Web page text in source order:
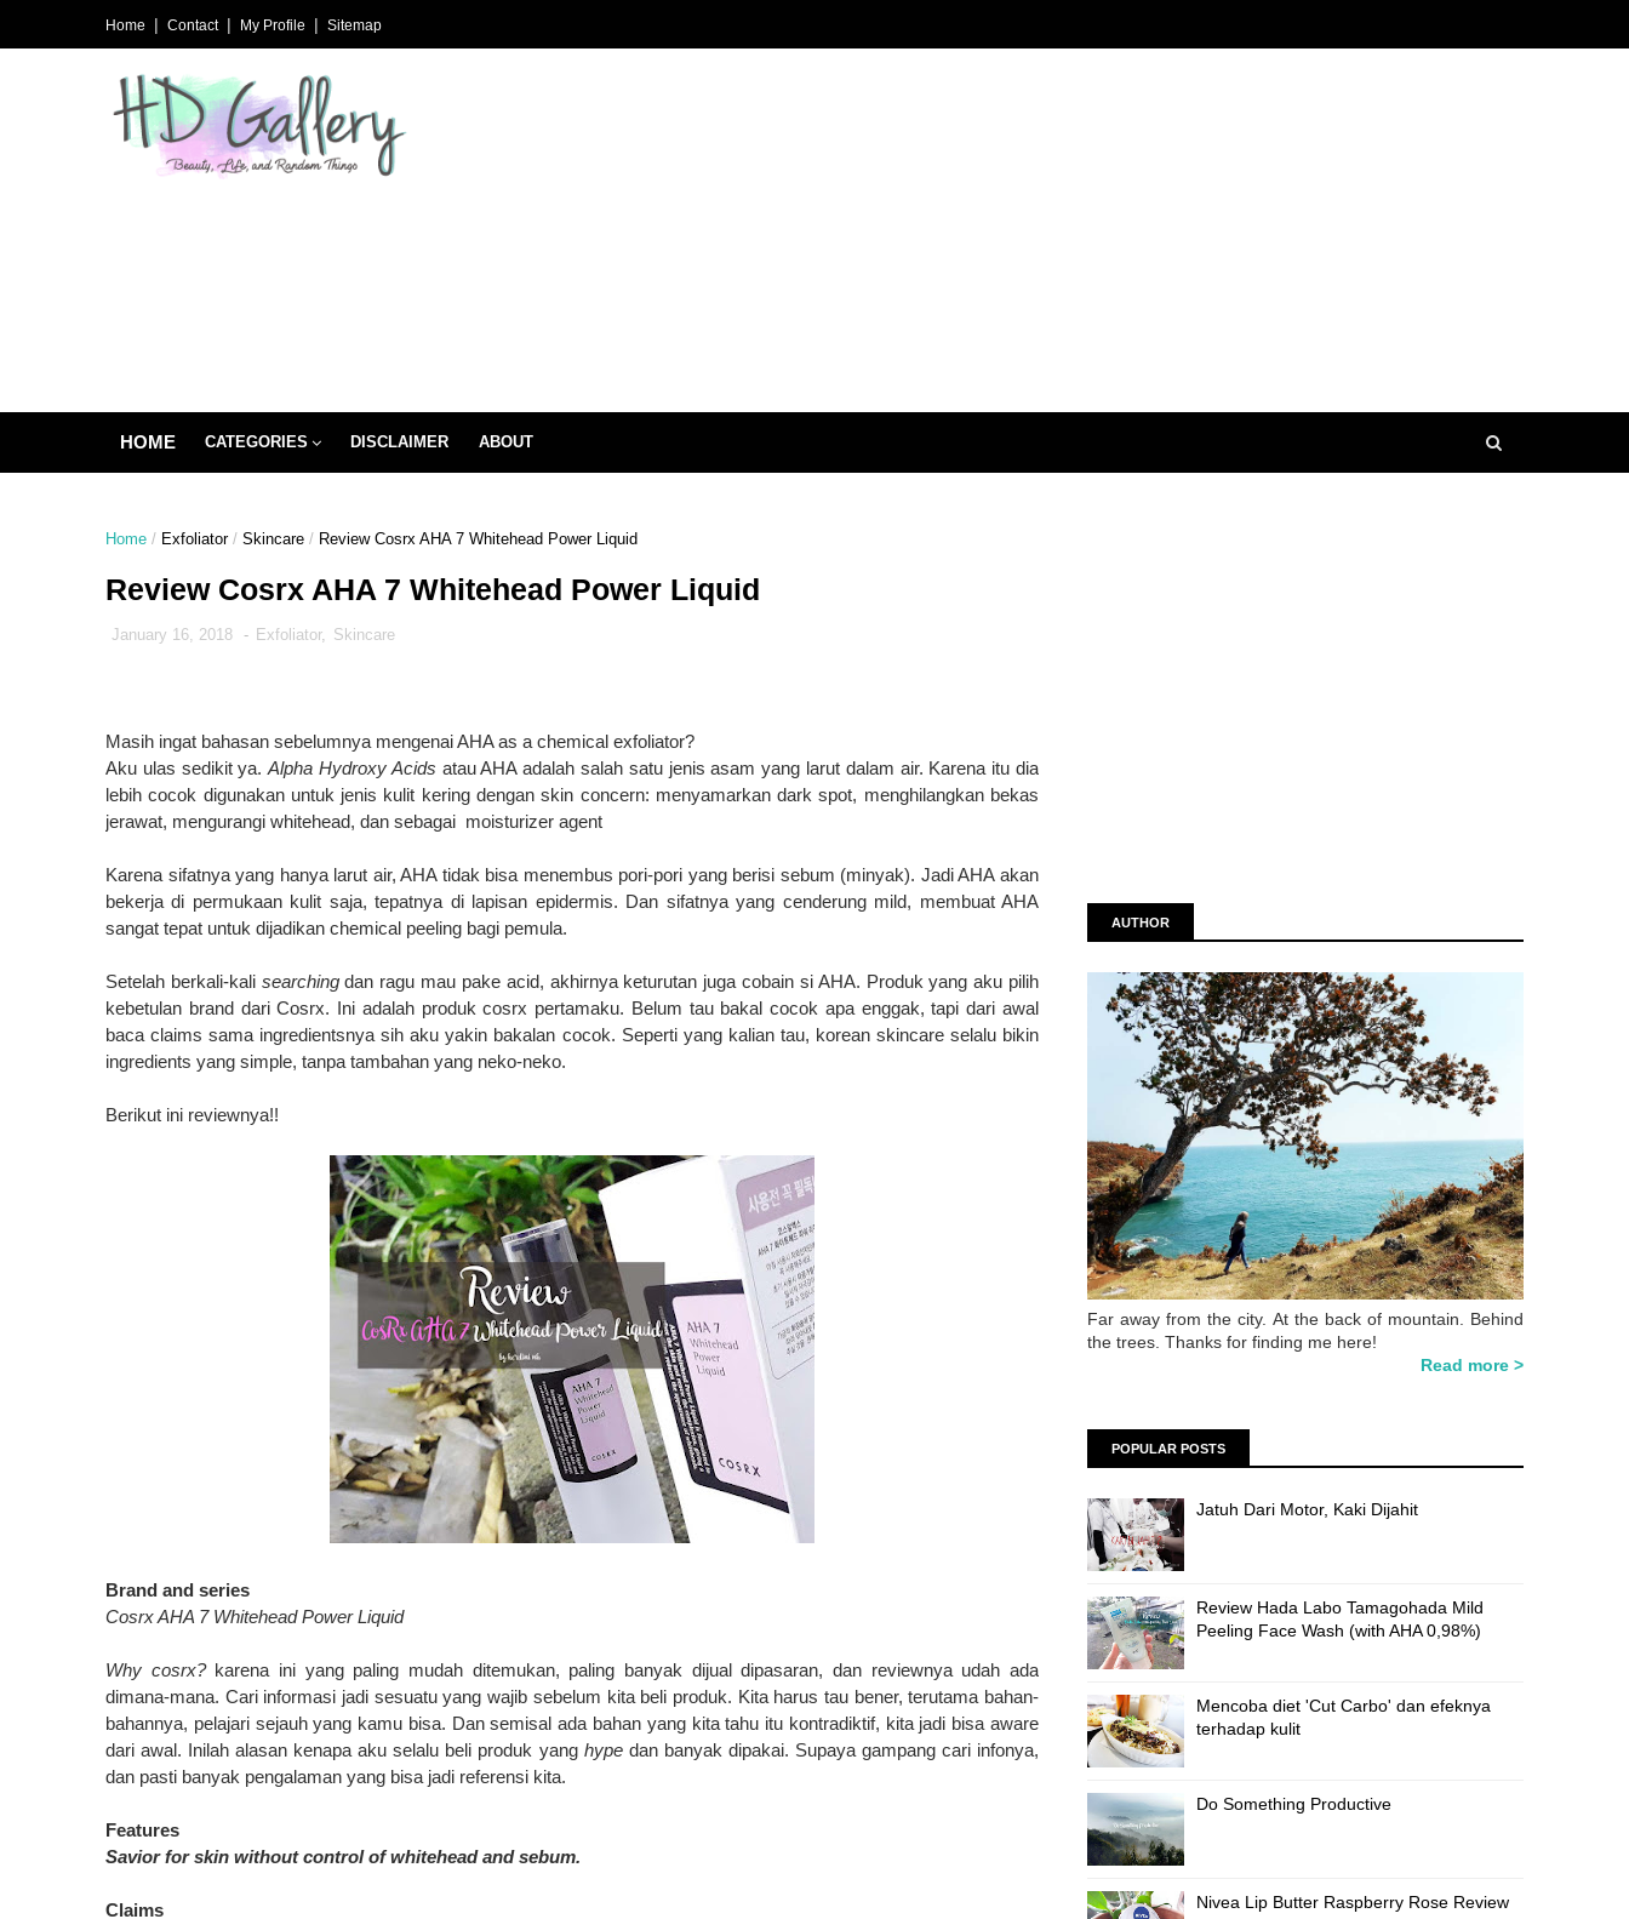
Home Contact My Profile Sitemap
HOME CATEGORIES DISCLAIMER ABOUT
Home / Exfoliator / Skincare / Review Cosrx AHA 7 Whitehead Power Liquid
Review Cosrx AHA 7 Whitehead Power Liquid
January 16, 2018 - Exfoliator, Skincare
Masih ingat bahasan sebelumnya mengenai AHA as a chemical exfoliator?
Aku ulas sedikit ya.Alpha Hydroxy Acids atau AHA adalah salah satu jenis asam yang larut dalam air. Karena itu dia
lebih cocok digunakan untuk jenis kulit kering dengan skin concern: menyamarkan dark spot, menghilangkan bekas
jerawat, mengurangi whitehead, dan sebagai moisturizer agent
Karena sifatnya yang hanya larut air, AHA tidak bisa menembus pori-pori yang berisi sebum (minyak). Jadi AHA akan
bekerja di permukaan kulit saja, tepatnya di lapisan epidermis. Dan sifatnya yang cenderung mild, membuat AHA
sangat tepat untuk dijadikan chemical peeling bagi pemula.
Setelah berkali-kali searchingdan ragu mau pake acid, akhirnya keturutan juga cobain si AHA. Produk yang aku pilih
kebetulan brand dari Cosrx. Ini adalah produk cosrx pertamaku. Belum tau bakal cocok apa enggak, tapi dari awal
baca claims sama ingredientsnya sih aku yakin bakalan cocok. Seperti yang kalian tau, korean skincare selalu bikin
ingredients yang simple, tanpa tambahan yang neko-neko.
Berikut ini reviewnya!!
Brand and series
Cosrx AHA 7 Whitehead Power Liquid
Why cosrx?karena ini yang paling mudah ditemukan, paling banyak dijual dipasaran, dan reviewnya udah ada
dimana-mana. Cari informasi jadi sesuatu yang wajib sebelum kita beli produk. Kita harus tau bener, terutama bahan-
bahannya, pelajari sejauh yang kamu bisa. Dan semisal ada bahan yang kita tahu itu kontradiktif, kita jadi bisa aware
dari awal. Inilah alasan kenapa aku selalu beli produk yang hypedan banyak dipakai. Supaya gampang cari infonya,
dan pasti banyak pengalaman yang bisa jadi referensi kita.
Features
Savior for skin without control of whitehead and sebum.
Claims
AUTHOR
Far away from the city. At the back of mountain. Behind
the trees. Thanks for finding me here!
Read more >
POPULAR POSTS
Jatuh Dari Motor, Kaki Dijahit
Review Hada Labo Tamagohada Mild
Peeling Face Wash (with AHA 0,98%)
Mencoba diet 'Cut Carbo' dan efeknya
terhadap kulit
Do Something Productive
Nivea Lip Butter Raspberry Rose Review